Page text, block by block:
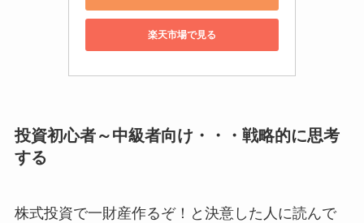
楽天市場で見る
投資初心者～中級者向け・・・戦略的に思考
する
株式投資で一財産作るぞ！と決意した人に読んで